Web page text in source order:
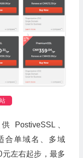
PostiveSSL、
合单域名、多域
左右起步，最多